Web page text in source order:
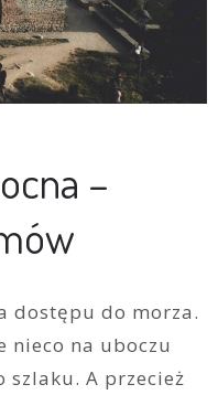
–
dostępu do morza.
nieco na uboczu
szlaku. A przecież